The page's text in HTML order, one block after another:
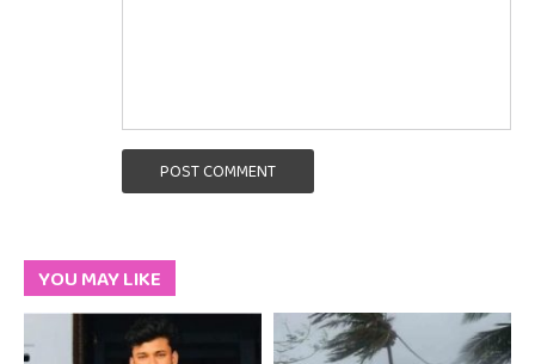
POST COMMENT
YOU MAY LIKE